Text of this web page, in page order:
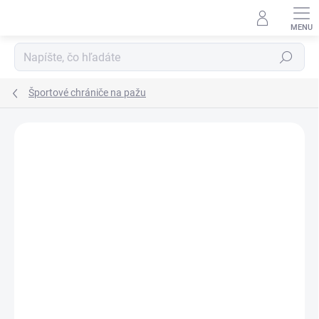
Hľadať
Športové chrániče na pažu